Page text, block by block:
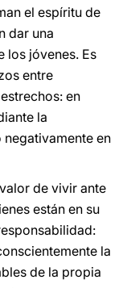
el espíritu de
dar una
los jóvenes. Es
entre
en
la
en
de vivir ante
están en su
la
de la propia